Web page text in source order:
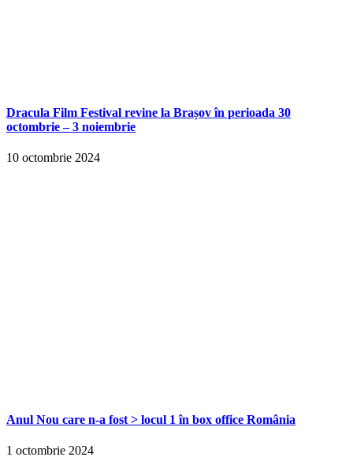
Dracula Film Festival revine la Brașov în perioada 30
octombrie – 3 noiembrie
10 octombrie 2024
Anul Nou care n-a fost > locul 1 în box office România
1 octombrie 2024